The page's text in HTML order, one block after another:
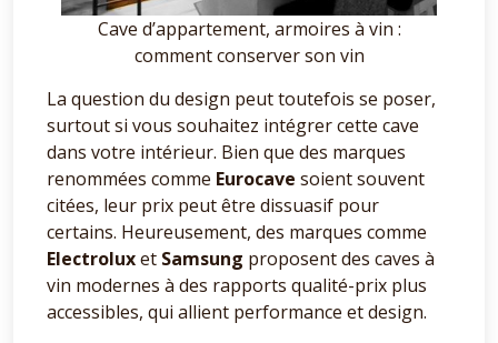
Cave d’appartement, armoires à vin :
comment conserver son vin
La question du design peut toutefois se poser,
surtout si vous souhaitez intégrer cette cave
dans votre intérieur. Bien que des marques
renommées comme Eurocave soient souvent
citées, leur prix peut être dissuasif pour
certains. Heureusement, des marques comme
Electroluxet Samsung proposent des caves à
vin modernes à des rapports qualité-prix plus
accessibles, qui allient performance et design.